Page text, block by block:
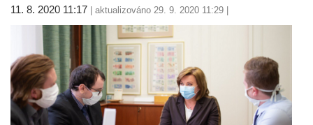
11. 8. 2020 11:17 | aktualizováno 29. 9. 2020 11:29 |